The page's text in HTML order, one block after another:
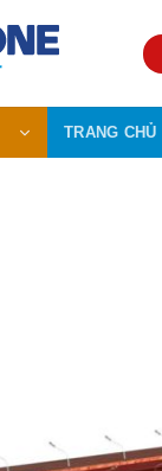
TRANG CHỦ